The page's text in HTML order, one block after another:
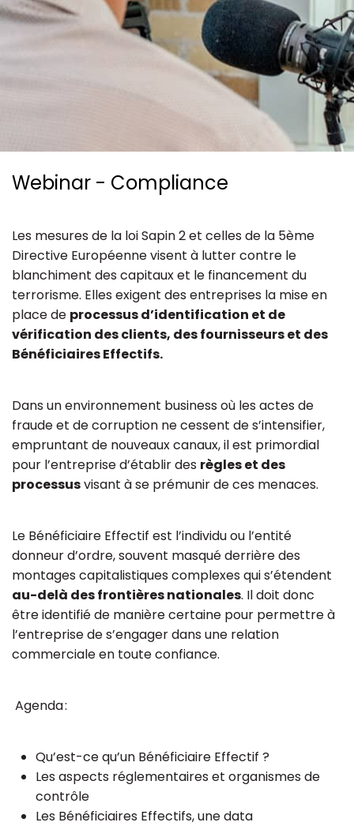
Ressources
Webinar - Compliance
Les mesures de la loi Sapin 2 et celles de la 5ème
Directive Européenne visent à lutter contre le
blanchiment des capitaux et le financement du
terrorisme. Elles exigent des entreprises la mise en
place de processus d’identification et de
vérification des clients, des fournisseurs et des
Bénéficiaires Effectifs.
Dans un environnement business où les actes de
fraude et de corruption ne cessent de s’intensifier,
empruntant de nouveaux canaux, il est primordial
pour l’entreprise d’établir des règles et des
processusvisant à se prémunir de ces menaces.
Le Bénéficiaire Effectif est l’individu ou l’entité
donneur d’ordre, souvent masqué derrière des
montages capitalistiques complexes qui s’étendent
au-delà des frontières nationales. Il doit donc
être identifié de manière certaine pour permettre à
l’entreprise de s’engager dans une relation
commerciale en toute confiance.
Agenda :
Qu’est-ce qu’un Bénéficiaire Effectif ?
Les aspects réglementaires et organismes de
contrôle
Les Bénéficiaires Effectifs, une data